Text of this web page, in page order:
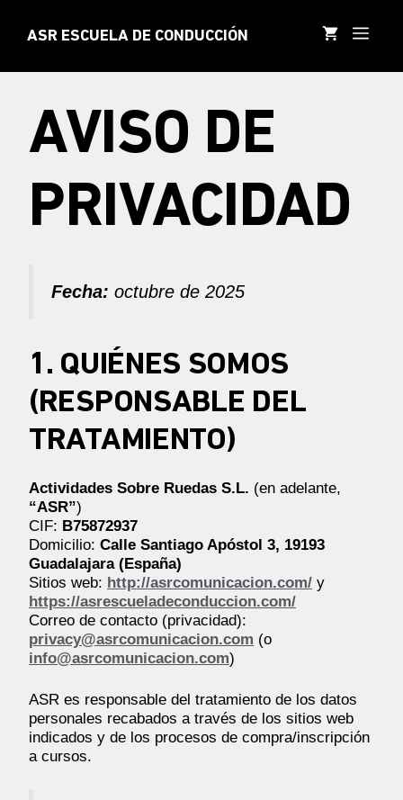
contenido
ASR ESCUELA DE CONDUCCIÓN
AVISO DE
PRIVACIDAD
Fecha: octubre de 2025
1. QUIÉNES SOMOS
(RESPONSABLE DEL
TRATAMIENTO)
Actividades Sobre Ruedas S.L. (en adelante,
“ASR”)
CIF: B75872937
Domicilio: Calle Santiago Apóstol 3, 19193
Guadalajara (España)
Sitios web: http://asrcomunicacion.com/ y
https://asrescueladeconduccion.com/
Correo de contacto (privacidad):
privacy@asrcomunicacion.com (o
info@asrcomunicacion.com)
ASR es responsable del tratamiento de los datos
personales recabados a través de los sitios web
indicados y de los procesos de compra/inscripción
a cursos.